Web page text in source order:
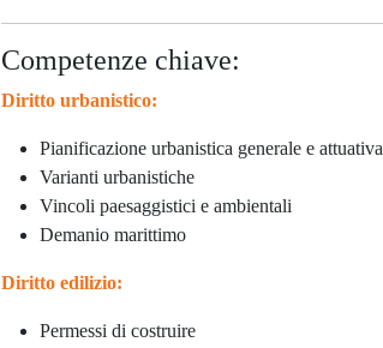
Competenze chiave:
Diritto urbanistico:
Pianificazione urbanistica generale e attuativa
Varianti urbanistiche
Vincoli paesaggistici e ambientali
Demanio marittimo
Diritto edilizio:
Permessi di costruire